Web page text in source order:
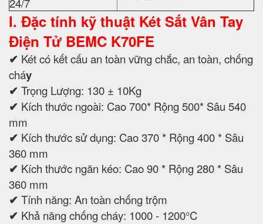
I. Đặc tính kỹ thuật Két Sắt Vân Tay
Điện Tử BEMC K70FE
✔ Két có kết cấu an toàn vững chắc, an toàn, chống
cháy
✔ Trọng Lượng: 130 ± 10Kg
✔ Kích thước ngoài: Cao 700* Rộng 500* Sâu 540
mm
✔ Kích thước sử dụng: Cao 370 * Rộng 400 * Sâu
360 mm
✔ Kích thước ngăn kéo: Cao 90 * Rộng 280 * Sâu
360 mm
✔ Tính năng: An toàn chống trộm
✔ Khả năng chống cháy: 1000 - 1200°C